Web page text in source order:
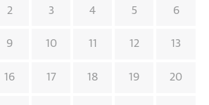
2 3 4 5 6
9 10 11 12 13
16 17 18 19 20